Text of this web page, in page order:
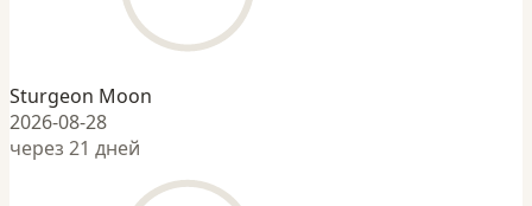
Sturgeon Moon
2026-08-28
через 21 дней